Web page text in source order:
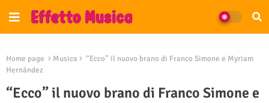
Home page Musica
“Ecco” il nuovo brano di Franco Simone e Myriam
Hernández
“Ecco” il nuovo brano di Franco Simone e